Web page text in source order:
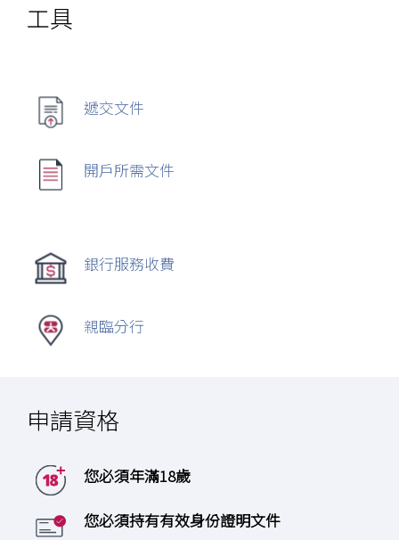
工具
遞交文件
開戶所需文件
銀行服務收費
親臨分行
申請資格
您必須年滿18歲
您必須持有有效身份證明文件